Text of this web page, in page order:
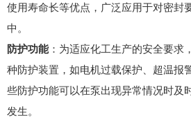
使用寿命长等优点，广泛应用于对密封
中。
防护功能：为适应化工生产的安全要求
种防护装置，如电机过载保护、超温报
些防护功能可以在泵出现异常情况时及
发生。